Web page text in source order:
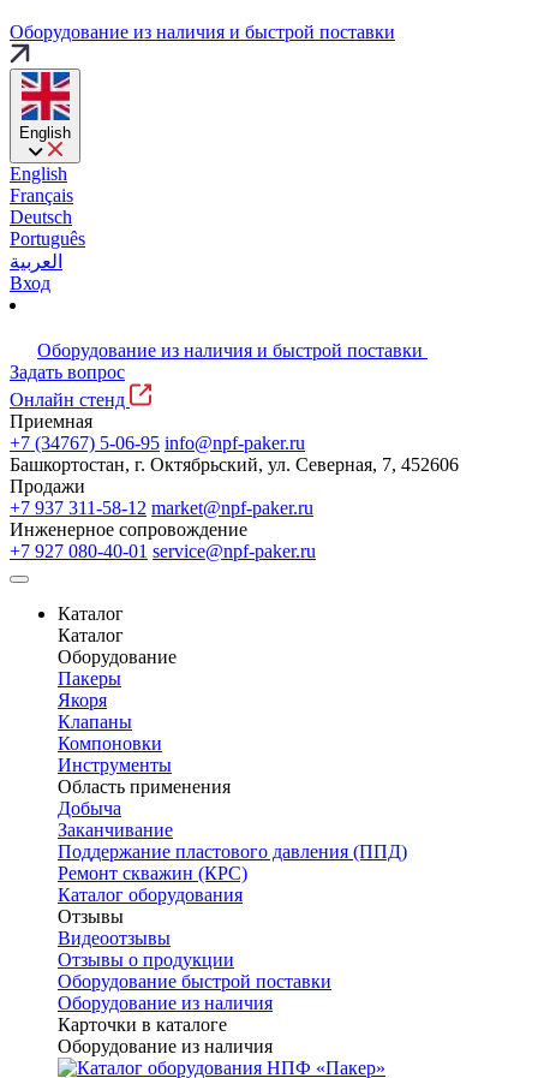
Оборудование из наличия и быстрой поставки
English
English
Français
Deutsch
Português
العربية
Вход
Оборудование из наличия и быстрой поставки
Задать вопрос
Онлайн стенд
Приемная
+7 (34767) 5-06-95 info@npf-paker.ru
Башкортостан, г. Октябрьский, ул. Северная, 7, 452606
Продажи
+7 937 311-58-12 market@npf-paker.ru
Инженерное сопровождение
+7 927 080-40-01 service@npf-paker.ru
Каталог
Каталог
Оборудование
Пакеры
Якоря
Клапаны
Компоновки
Инструменты
Область применения
Добыча
Заканчивание
Поддержание пластового давления (ППД)
Ремонт скважин (КРС)
Каталог оборудования
Отзывы
Видеоотзывы
Отзывы о продукции
Оборудование быстрой поставки
Оборудование из наличия
Карточки в каталоге
Оборудование из наличия